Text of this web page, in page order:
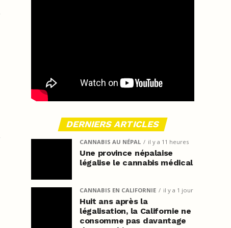
DERNIERS ARTICLES
CANNABIS AU NÉPAL il y a 11 heures
Une province népalaise
légalise le cannabis médical
CANNABIS EN CALIFORNIE il y a 1 jour
Huit ans après la
légalisation, la Californie ne
consomme pas davantage